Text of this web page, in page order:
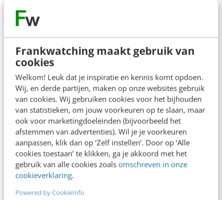
Frankwatching maakt gebruik van
cookies
Welkom! Leuk dat je inspiratie en kennis komt opdoen.
Wij, en derde partijen, maken op onze websites gebruik
van cookies. Wij gebruiken cookies voor het bijhouden
van statistieken, om jouw voorkeuren op te slaan, maar
ook voor marketingdoeleinden (bijvoorbeeld het
afstemmen van advertenties). Wil je je voorkeuren
aanpassen, klik dan op ‘Zelf instellen’. Door op ‘Alle
cookies toestaan’ te klikken, ga je akkoord met het
gebruik van alle cookies zoals omschreven in onze
cookieverklaring.
Powered by CookieInfo
groeiende doe-het-zelf- biologie beweging
DIY Biology
groepje maar de mogelijkheden worden steeds
krachtiger. Zo wordt er elektronica ontwikkeld
die een volledig analyse-laboratorium vervangt:
stoffen kunnen worden geanalyseerd met
slechts één chip (lab on a chip). Chips die
bovendien steeds goedkoper worden.
In plaats van deze ontwikkelingen af te
wachten of met argusogen te volgen, zou de
farma-industrie deze ontwikkelingen moeten
omarmen en stimuleren. Zorgen dat ze een